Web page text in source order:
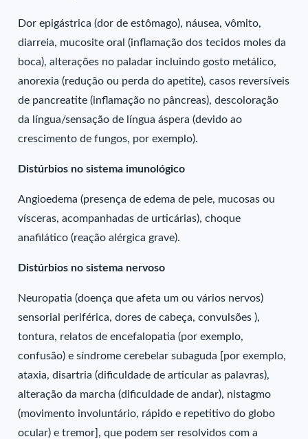
Dor epigástrica (dor de estômago), náusea, vômito,
diarreia, mucosite oral (inflamação dos tecidos moles da
boca), alterações no paladar incluindo gosto metálico,
anorexia (redução ou perda do apetite), casos reversíveis
de pancreatite (inflamação no pâncreas), descoloração
da língua/sensação de língua áspera (devido ao
crescimento de fungos, por exemplo).
Distúrbios no sistema imunológico
Angioedema (presença de edema de pele, mucosas ou
vísceras, acompanhadas de urticárias), choque
anafilático (reação alérgica grave).
Distúrbios no sistema nervoso
Neuropatia (doença que afeta um ou vários nervos)
sensorial periférica, dores de cabeça, convulsões ),
tontura, relatos de encefalopatia (por exemplo,
confusão) e síndrome cerebelar subaguda [por exemplo,
ataxia, disartria (dificuldade de articular as palavras),
alteração da marcha (dificuldade de andar), nistagmo
(movimento involuntário, rápido e repetitivo do globo
ocular) e tremor], que podem ser resolvidos com a